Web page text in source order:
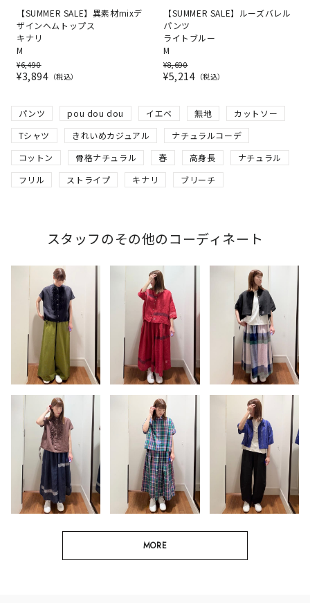
【SUMMER SALE】異素材mixデ
ザインヘムトップス
キナリ
M
¥6,490
¥3,894 税込
【SUMMER SALE】ルーズバレル
パンツ
ライトブルー
M
¥8,690
¥5,214 税込
パンツ pou dou dou イエベ 無地
カットソー
Tシャツ
きれいめカジュアル
ナチュラルコーデ
コットン
骨格ナチュラル 春 高身長
ナチュラル
フリル
ストライプ キナリ ブリーチ
スタッフのその他のコーディネート
MORE